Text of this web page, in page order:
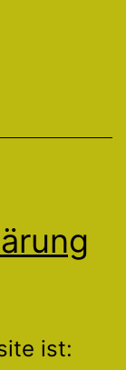
ist: